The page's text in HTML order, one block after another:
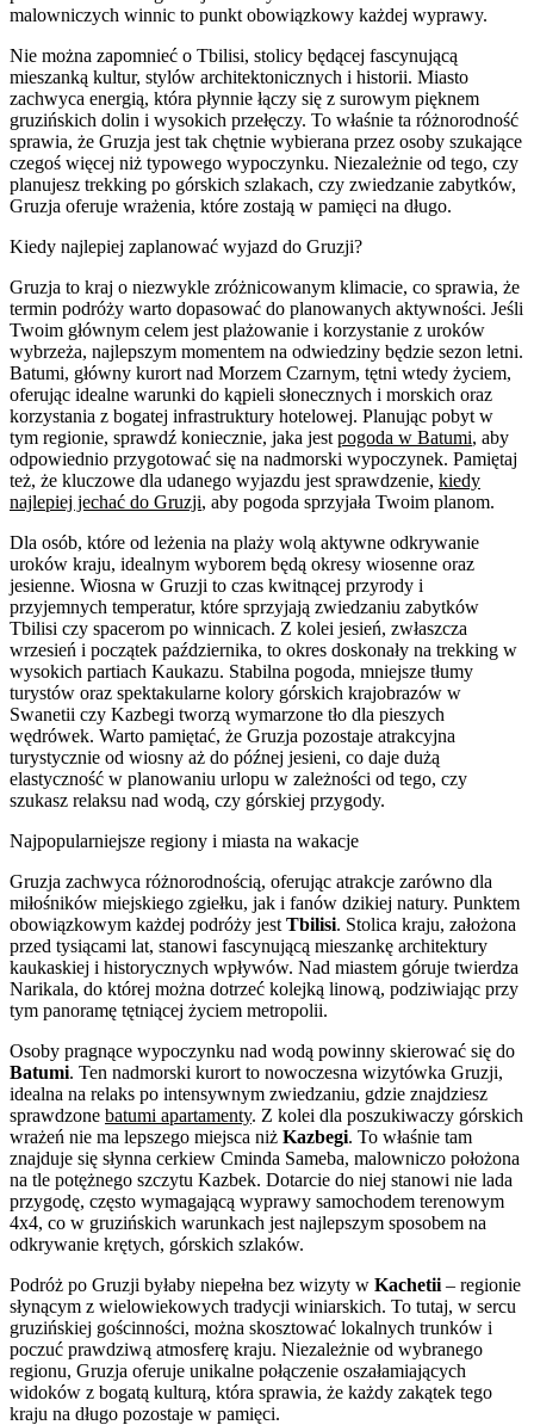
malowniczych winnic to punkt obowiązkowy każdej wyprawy.
Nie można zapomnieć o Tbilisi, stolicy będącej fascynującą
mieszanką kultur, stylów architektonicznych i historii. Miasto
zachwyca energią, która płynnie łączy się z surowym pięknem
gruzińskich dolin i wysokich przełęczy. To właśnie ta różnorodność
sprawia, że Gruzja jest tak chętnie wybierana przez osoby szukające
czegoś więcej niż typowego wypoczynku. Niezależnie od tego, czy
planujesz trekking po górskich szlakach, czy zwiedzanie zabytków,
Gruzja oferuje wrażenia, które zostają w pamięci na długo.
Kiedy najlepiej zaplanować wyjazd do Gruzji?
Gruzja to kraj o niezwykle zróżnicowanym klimacie, co sprawia, że
termin podróży warto dopasować do planowanych aktywności. Jeśli
Twoim głównym celem jest plażowanie i korzystanie z uroków
wybrzeża, najlepszym momentem na odwiedziny będzie sezon letni.
Batumi, główny kurort nad Morzem Czarnym, tętni wtedy życiem,
oferując idealne warunki do kąpieli słonecznych i morskich oraz
korzystania z bogatej infrastruktury hotelowej. Planując pobyt w
tym regionie, sprawdź koniecznie, jaka jest pogoda w Batumi, aby
odpowiednio przygotować się na nadmorski wypoczynek. Pamiętaj
też, że kluczowe dla udanego wyjazdu jest sprawdzenie, kiedy
najlepiej jechać do Gruzji, aby pogoda sprzyjała Twoim planom.
Dla osób, które od leżenia na plaży wolą aktywne odkrywanie
uroków kraju, idealnym wyborem będą okresy wiosenne oraz
jesienne. Wiosna w Gruzji to czas kwitnącej przyrody i
przyjemnych temperatur, które sprzyjają zwiedzaniu zabytków
Tbilisi czy spacerom po winnicach. Z kolei jesień, zwłaszcza
wrzesień i początek października, to okres doskonały na trekking w
wysokich partiach Kaukazu. Stabilna pogoda, mniejsze tłumy
turystów oraz spektakularne kolory górskich krajobrazów w
Swanetii czy Kazbegi tworzą wymarzone tło dla pieszych
wędrówek. Warto pamiętać, że Gruzja pozostaje atrakcyjna
turystycznie od wiosny aż do późnej jesieni, co daje dużą
elastyczność w planowaniu urlopu w zależności od tego, czy
szukasz relaksu nad wodą, czy górskiej przygody.
Najpopularniejsze regiony i miasta na wakacje
Gruzja zachwyca różnorodnością, oferując atrakcje zarówno dla
miłośników miejskiego zgiełku, jak i fanów dzikiej natury. Punktem
obowiązkowym każdej podróży jest Tbilisi. Stolica kraju, założona
przed tysiącami lat, stanowi fascynującą mieszankę architektury
kaukaskiej i historycznych wpływów. Nad miastem góruje twierdza
Narikala, do której można dotrzeć kolejką linową, podziwiając przy
tym panoramę tętniącej życiem metropolii.
Osoby pragnące wypoczynku nad wodą powinny skierować się do
Batumi. Ten nadmorski kurort to nowoczesna wizytówka Gruzji,
idealna na relaks po intensywnym zwiedzaniu, gdzie znajdziesz
sprawdzone batumi apartamenty. Z kolei dla poszukiwaczy górskich
wrażeń nie ma lepszego miejsca niż Kazbegi. To właśnie tam
znajduje się słynna cerkiew Cminda Sameba, malowniczo położona
na tle potężnego szczytu Kazbek. Dotarcie do niej stanowi nie lada
przygodę, często wymagającą wyprawy samochodem terenowym
4x4, co w gruzińskich warunkach jest najlepszym sposobem na
odkrywanie krętych, górskich szlaków.
Podróż po Gruzji byłaby niepełna bez wizyty w Kachetii – regionie
słynącym z wielowiekowych tradycji winiarskich. To tutaj, w sercu
gruzińskiej gościnności, można skosztować lokalnych trunków i
poczuć prawdziwą atmosferę kraju. Niezależnie od wybranego
regionu, Gruzja oferuje unikalne połączenie oszałamiających
widoków z bogatą kulturą, która sprawia, że każdy zakątek tego
kraju na długo pozostaje w pamięci.